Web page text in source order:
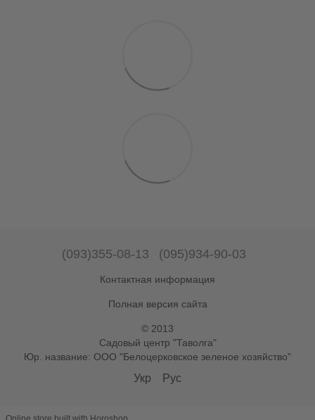
(093)355-08-13 (095)934-90-03
Контактная информация
Полная версия сайта
© 2013
Садовый центр "Таволга"
Юр. название: ООО "Белоцерковское зеленое хозяйство"
Укр Рус